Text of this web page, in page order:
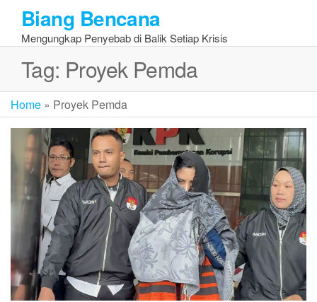
the
content
Biang Bencana
Mengungkap Penyebab di Balik Setiap Krisis
Tag: Proyek Pemda
Home » Proyek Pemda